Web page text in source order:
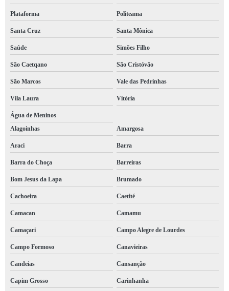
Plataforma Politeama
Santa Cruz Santa Mônica
Saúde Simões Filho
São Caetqano São Cristóvão
São Marcos Vale das Pedrinhas
Vila Laura Vitória
Água de Meninos
Alagoinhas
Amargosa
Araci Barra
Barra do Choça Barreiras
Bom Jesus da Lapa Brumado
Cachoeira Caetité
Camacan Camamu
Camaçari Campo Alegre de Lourdes
Campo Formoso Canavieiras
Candeias Cansanção
Capim Grosso Carinhanha